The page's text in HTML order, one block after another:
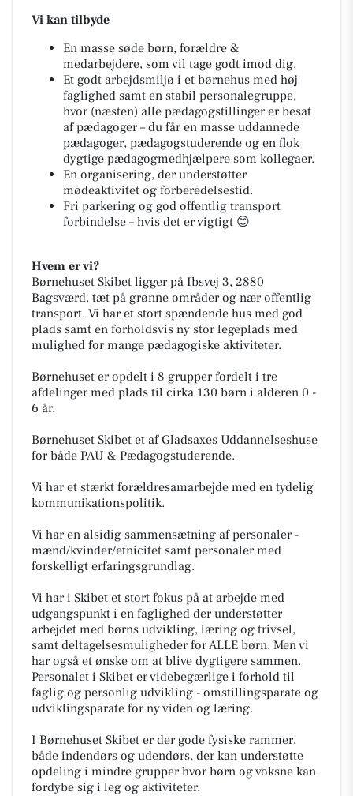
Vi kan tilbyde
En masse søde børn, forældre &
medarbejdere, som vil tage godt imod dig.
Et godt arbejdsmiljø i et børnehus med høj
faglighed samt en stabil personalegruppe,
hvor (næsten) alle pædagogstillinger er besat
af pædagoger – du får en masse uddannede
pædagoger, pædagogstuderende og en flok
dygtige pædagogmedhjælpere som kollegaer.
En organisering, der understøtter
mødeaktivitet og forberedelsestid.
Fri parkering og god offentlig transport
forbindelse – hvis det er vigtigt 😊
Hvem er vi?
Børnehuset Skibet ligger på Ibsvej 3, 2880
Bagsværd, tæt på grønne områder og nær offentlig
transport. Vi har et stort spændende hus med god
plads samt en forholdsvis ny stor legeplads med
mulighed for mange pædagogiske aktiviteter.
Børnehuset er opdelt i 8 grupper fordelt i tre
afdelinger med plads til cirka 130 børn i alderen 0 -
6 år.
Børnehuset Skibet et af Gladsaxes Uddannelseshuse
for både PAU & Pædagogstuderende.
Vi har et stærkt forældresamarbejde med en tydelig
kommunikationspolitik.
Vi har en alsidig sammensætning af personaler -
mænd/kvinder/etnicitet samt personaler med
forskelligt erfaringsgrundlag.
Vi har i Skibet et stort fokus på at arbejde med
udgangspunkt i en faglighed der understøtter
arbejdet med børns udvikling, læring og trivsel,
samt deltagelsesmuligheder for ALLE børn. Men vi
har også et ønske om at blive dygtigere sammen.
Personalet i Skibet er videbegærlige i forhold til
faglig og personlig udvikling - omstillingsparate og
udviklingsparate for ny viden og læring.
I Børnehuset Skibet er der gode fysiske rammer,
både indendørs og udendørs, der kan understøtte
opdeling i mindre grupper hvor børn og voksne kan
fordybe sig i leg og aktiviteter.